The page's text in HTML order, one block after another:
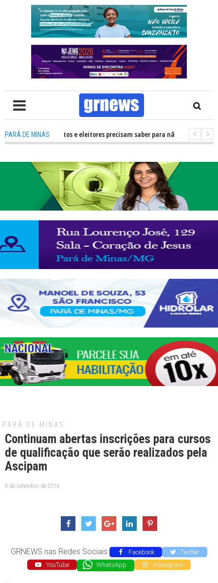
PARÁ DE MINAS
O que candidatos e eleitores precisam saber para não ter problemas nas
PARÁ DE MINAS
Continuam abertas inscrições para cursos
de qualificação que serão realizados pela
Ascipam
9 de setembro de 2016
GRNEWS nas Redes Sociais Facebook
Twitter
YouTube
WhatsApp Instagram